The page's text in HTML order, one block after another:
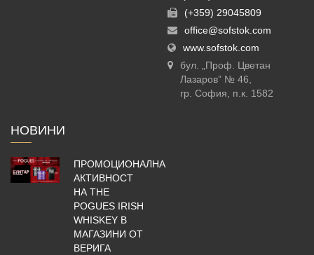
(+359) 29045809
office@sofstok.com
www.sofstok.com
бул. „Проф. Цветан
Лазаров” № 46,
гр. София, п.к. 1582
НОВИНИ
ПРОМОЦИОНАЛНА
АКТИВНОСТ
НА THE
POGUES IRISH
WHISKEY В
МАГАЗИНИ ОТ
ВЕРИГА